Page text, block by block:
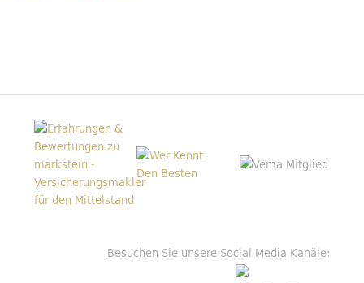
Besuchen Sie unsere Social Media Kanäle: